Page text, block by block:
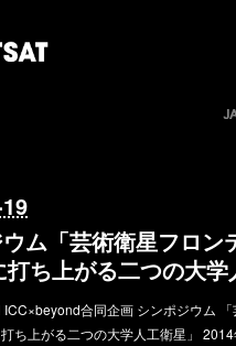
ム「芸術衛星フロン
ち上がる二つの大学
ICC×beyond合同企画 シンポジウム
ち上がる二つの大学人工衛星」